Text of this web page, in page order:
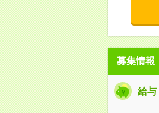
募集情報
給与